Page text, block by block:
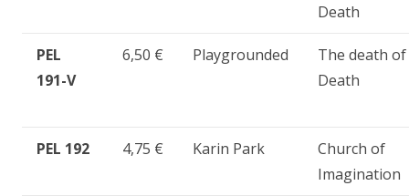
Death
PEL
191-V
6,50 € Playgrounded
The death of
Death
PEL 192 4,75 € Karin Park
Church of
Imagination